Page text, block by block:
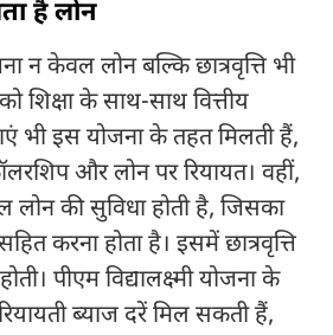
है लोन
न केवल लोन बल्कि छात्रवृत्ति भी
को शिक्षा के साथ-साथ वित्तीय
भी इस योजना के तहत मिलती हैं,
और लोन पर रियायत। वहीं,
की सुविधा होती है, जिसका
करना होता है। इसमें छात्रवृत्ति
पीएम विद्यालक्ष्मी योजना के
ब्याज दरें मिल सकती हैं,